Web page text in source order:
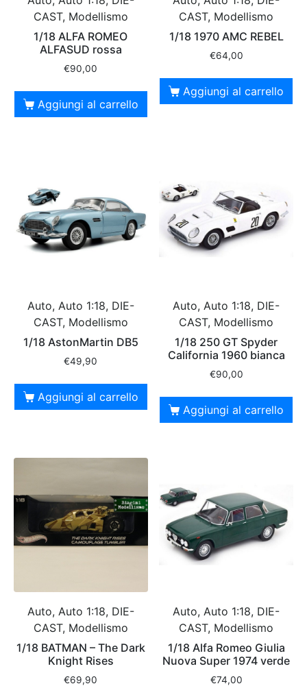
CAST, Modellismo
1/18 ALFA ROMEO
ALFASUD rossa
€90,00
Aggiungi al carrello
CAST, Modellismo
1/18 1970 AMC REBEL
€64,00
Aggiungi al carrello
Auto, Auto 1:18, DIE-
CAST, Modellismo
1/18 AstonMartin DB5
€49,90
Aggiungi al carrello
Auto, Auto 1:18, DIE-
CAST, Modellismo
1/18 250 GT Spyder
California 1960 bianca
€90,00
Aggiungi al carrello
Auto, Auto 1:18, DIE-
CAST, Modellismo
1/18 BATMAN – The Dark
Knight Rises
€69,90
Auto, Auto 1:18, DIE-
CAST, Modellismo
1/18 Alfa Romeo Giulia
Nuova Super 1974 verde
€74,00